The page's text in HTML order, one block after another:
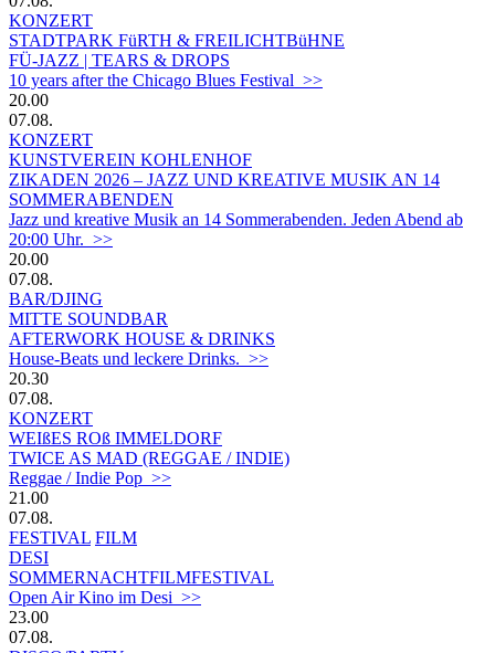
KONZERT
STADTPARK FüRTH & FREILICHTBüHNE
FÜ-JAZZ | TEARS & DROPS
10 years after the Chicago Blues Festival >>
20.00
07.08.
KONZERT
KUNSTVEREIN KOHLENHOF
ZIKADEN 2026 – JAZZ UND KREATIVE MUSIK AN 14
SOMMERABENDEN
Jazz und kreative Musik an 14 Sommerabenden. Jeden Abend ab
20:00 Uhr. >>
20.00
07.08.
BAR/DJING
MITTE SOUNDBAR
AFTERWORK HOUSE & DRINKS
House-Beats und leckere Drinks. >>
20.30
07.08.
KONZERT
WEIßES ROß IMMELDORF
TWICE AS MAD (REGGAE / INDIE)
Reggae / Indie Pop >>
21.00
07.08.
FESTIVAL FILM
DESI
SOMMERNACHTFILMFESTIVAL
Open Air Kino im Desi >>
23.00
07.08.